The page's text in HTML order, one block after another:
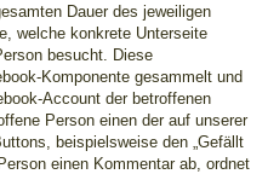
Dauer des jeweiligen
welche konkrete Unterseite
besucht. Diese
Komponente gesammelt und
Account der betroffenen
Person einen der auf unserer
beispielsweise den „Gefällt
einen Kommentar ab, ordnet